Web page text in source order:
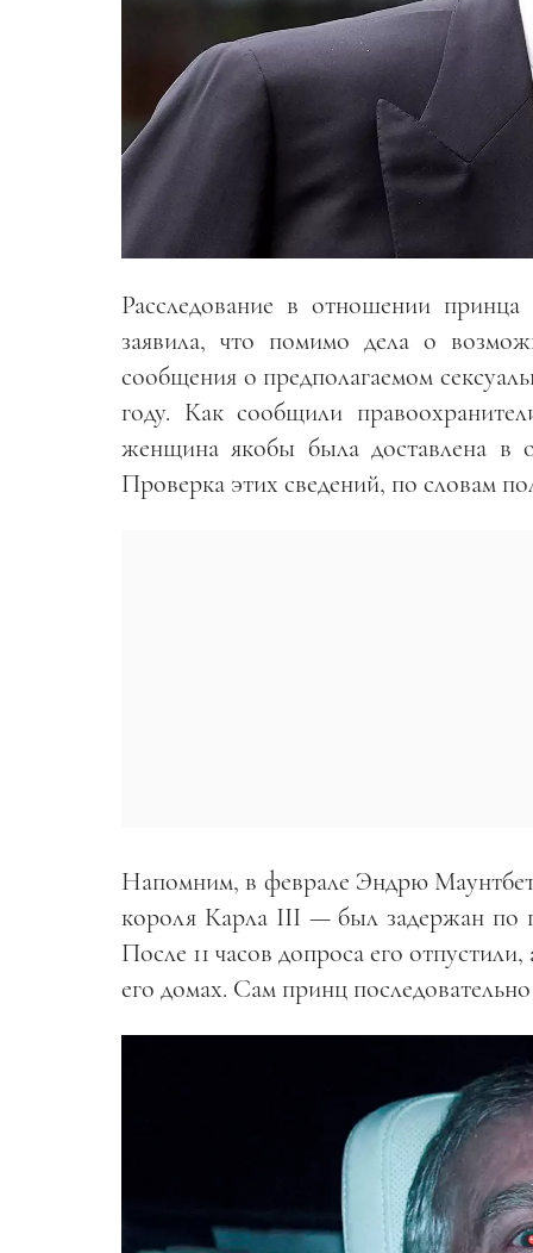
Расследование в отношении
заявила, что помимо дела о
сообщения о предполагаемом
году. Как сообщили
женщина якобы была доставлена в
Проверка этих сведений, по словам
Напомним, в феврале Эндрю
короля Карла III — был задержан по
После 11 часов допроса его
его домах. Сам принц